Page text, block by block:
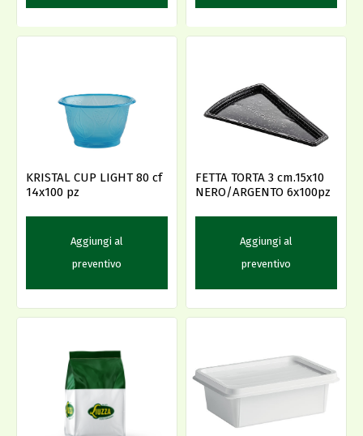
KRISTAL CUP LIGHT 80 cf
14x100 pz
Aggiungi al
preventivo
FETTA TORTA 3 cm.15x10
NERO/ARGENTO 6x100pz
Aggiungi al
preventivo